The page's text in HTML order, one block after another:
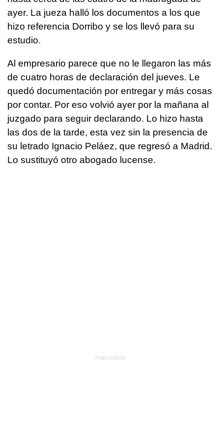
ayer. La jueza halló los documentos a los que
hizo referencia Dorribo y se los llevó para su
estudio.
Al empresario parece que no le llegaron las más
de cuatro horas de declaración del jueves. Le
quedó documentación por entregar y más cosas
por contar. Por eso volvió ayer por la mañana al
juzgado para seguir declarando. Lo hizo hasta
las dos de la tarde, esta vez sin la presencia de
su letrado Ignacio Peláez, que regresó a Madrid.
Lo sustituyó otro abogado lucense.